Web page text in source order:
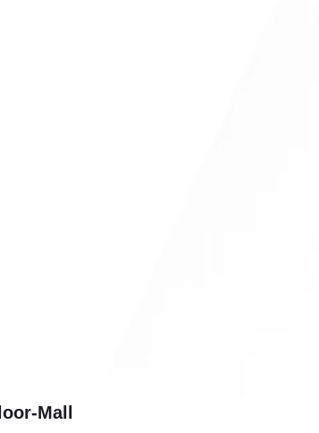
Mall